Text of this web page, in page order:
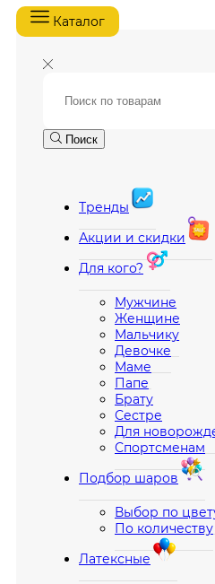
Каталог
Поиск
Тренды
Акции и скидки
Для кого?
Мужчине
Женщине
Мальчику
Девочке
Маме
Папе
Брату
Сестре
Для
Спортсменам
Подбор шаров
Выбор по
По количеству
Латексные